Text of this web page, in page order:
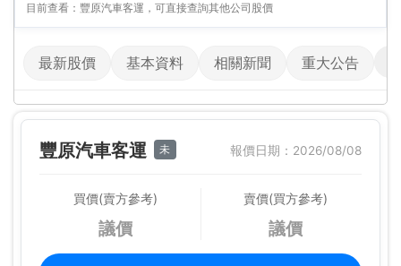
目前查看：豐原汽車客運，可直接查詢其他公司股價
最新股價 基本資料 相關新聞 重大公告
豐原汽車客運 未 報價日期：2026/08/08
買價(賣方參考)
議價
賣價(買方參考)
議價